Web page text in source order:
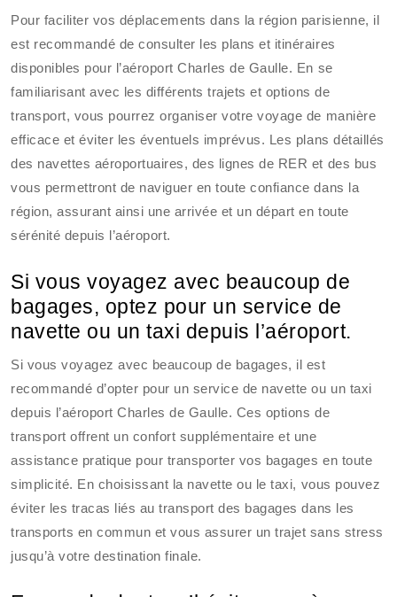
Pour faciliter vos déplacements dans la région parisienne, il
est recommandé de consulter les plans et itinéraires
disponibles pour l’aéroport Charles de Gaulle. En se
familiarisant avec les différents trajets et options de
transport, vous pourrez organiser votre voyage de manière
efficace et éviter les éventuels imprévus. Les plans détaillés
des navettes aéroportuaires, des lignes de RER et des bus
vous permettront de naviguer en toute confiance dans la
région, assurant ainsi une arrivée et un départ en toute
sérénité depuis l’aéroport.
Si vous voyagez avec beaucoup de
bagages, optez pour un service de
navette ou un taxi depuis l’aéroport.
Si vous voyagez avec beaucoup de bagages, il est
recommandé d’opter pour un service de navette ou un taxi
depuis l’aéroport Charles de Gaulle. Ces options de
transport offrent un confort supplémentaire et une
assistance pratique pour transporter vos bagages en toute
simplicité. En choisissant la navette ou le taxi, vous pouvez
éviter les tracas liés au transport des bagages dans les
transports en commun et vous assurer un trajet sans stress
jusqu’à votre destination finale.